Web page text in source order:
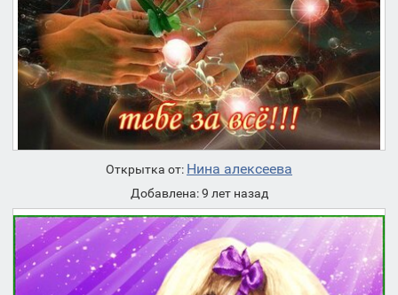
Открытка от: Нина алексеева
Добавлена: 9 лет назад